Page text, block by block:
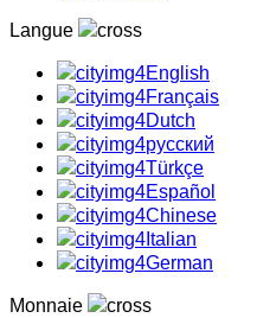
Langue
English
Français
Dutch
русский
Türkçe
Español
Chinese
Italian
German
Monnaie